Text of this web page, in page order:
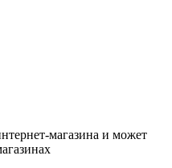
магазина и может